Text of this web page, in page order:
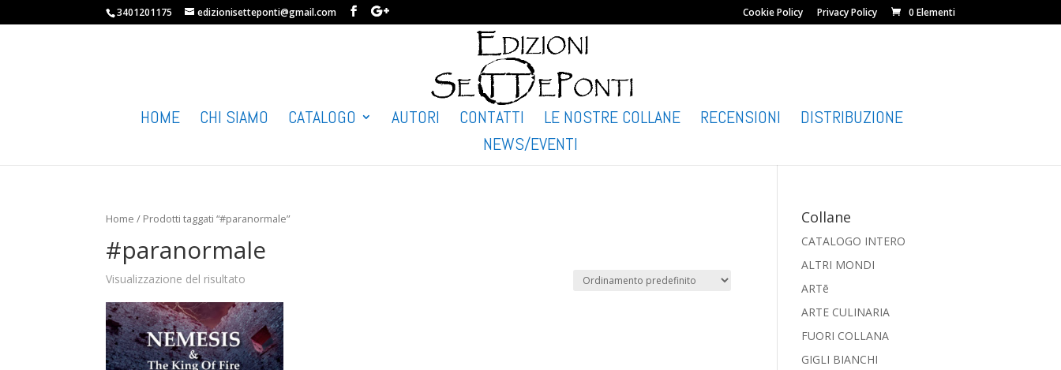
3401201175 edizionisetteponti@gmail.com Cookie Policy Privacy Policy 0 Elementi
HOME CHI SIAMO CATALOGO AUTORI CONTATTI LE NOSTRE COLLANE RECENSIONI
DISTRIBUZIONE
NEWS/EVENTI
Home / Prodotti taggati “#paranormale”
#paranormale
Visualizzazione del risultato
Collane
CATALOGO INTERO
ALTRI MONDI
ARTē
ARTE CULINARIA
FUORI COLLANA
GIGLI BIANCHI